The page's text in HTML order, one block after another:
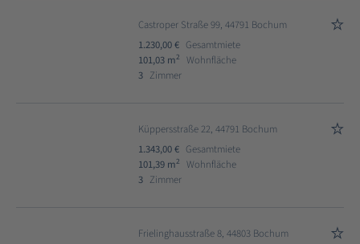
Castroper Straße 99, 44791 Bochum
1.230,00 € Gesamtmiete
101,03 m2
Wohnfläche
3 Zimmer
Küppersstraße 22, 44791 Bochum
1.343,00 € Gesamtmiete
101,39 m2
Wohnfläche
3 Zimmer
Frielinghausstraße 8, 44803 Bochum